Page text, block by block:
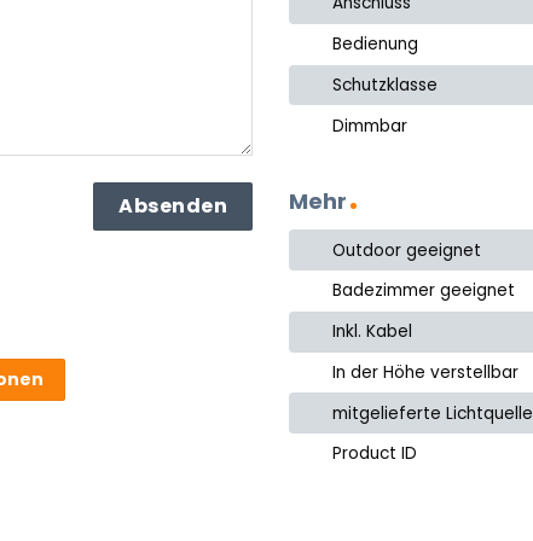
Bedienung
Schutzklasse
Dimmbar
Mehr
Outdoor geeignet
Badezimmer geeignet
Inkl. Kabel
In der Höhe verstellbar
mitgelieferte Lichtquelle
Product ID